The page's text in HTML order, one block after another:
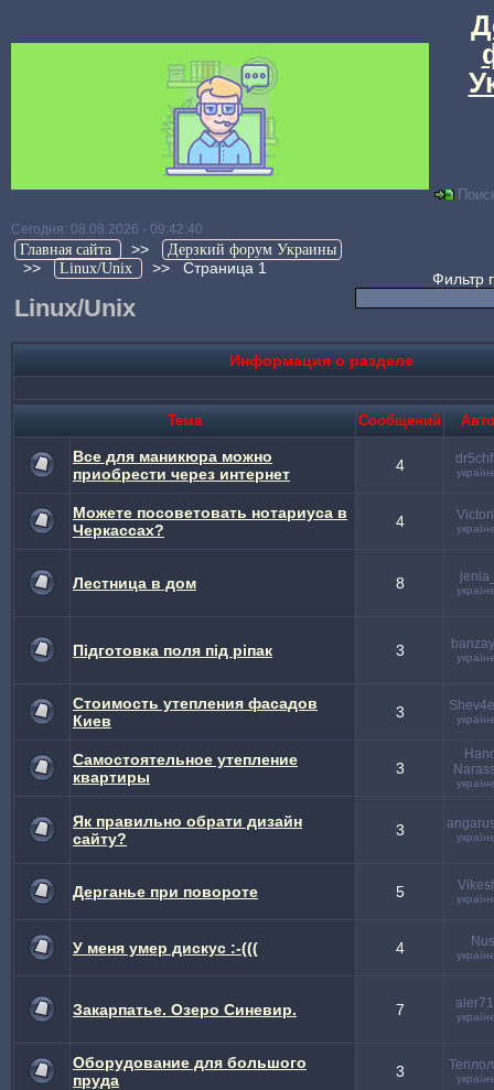
Сегодня: 08.08.2026 - 09:42:40
Главная сайта >> Дерзкий форум Украины
>> Linux/Unix >> Страница 1
Linux/Unix
Фильтр
Информация о разделе
Тема Cообщений
Все для маникюра можно
приобрести через интернет
4
Можете посоветовать нотариуса в
Черкассах?
4
Лестница в дом 8
Підготовка поля під ріпак 3
Стоимость утепления фасадов
Киев
3
Самостоятельное утепление
квартиры
3
Як правильно обрати дизайн
сайту?
3
Дерганье при повороте 5
У меня умер дискус :-((( 4 Nus
Закарпатье. Озеро Синевир. 7
Оборудование для большого
пруда
3